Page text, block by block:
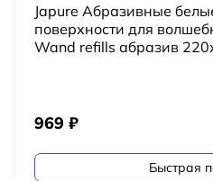
Japure Абразивные
поверхности для
Wand refills абразив
969 ₽
Быстрая